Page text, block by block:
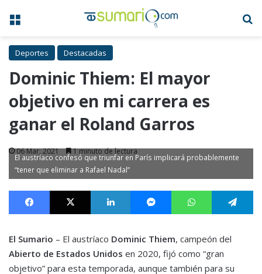
Menú
Deportes Destacadas
Dominic Thiem: El mayor
objetivo en mi carrera es
ganar el Roland Garros
06 Mar, 2021 1 minuto de lectura
El austríaco confesó que triunfar en París implicará probablemente
“tener que eliminar a Rafael Nadal”
Facebook X LinkedIn MessengerWhatsApp
El Sumario – El austríaco Dominic Thiem, campeón del
Abierto de Estados Unidos en 2020, fijó como “gran
objetivo” para esta temporada, aunque también para su